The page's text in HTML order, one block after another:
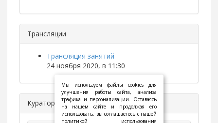
Трансляции
Трансляция занятий
24 ноября 2020, в 11:30
Куратор
Мы используем файлы cookies для
улучшения работы сайта, анализа
трафика и персонализации. Оставаясь
на нашем сайте и продолжая его
использовать, вы соглашаетесь с нашей
политикой использования